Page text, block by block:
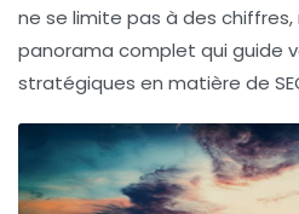
ne se limite pas à des chiffres,
panorama complet qui guide
stratégiques en matière de